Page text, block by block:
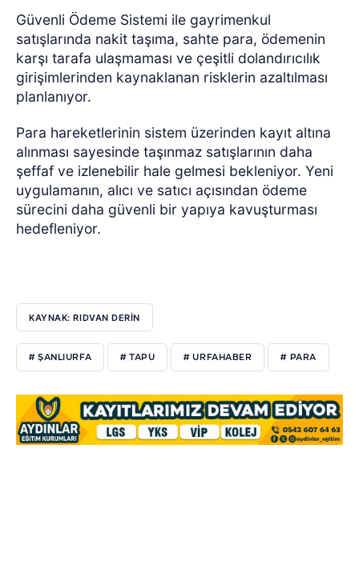
Güvenli Ödeme Sistemi ile gayrimenkul
satışlarında nakit taşıma, sahte para, ödemenin
karşı tarafa ulaşmaması ve çeşitli dolandırıcılık
girişimlerinden kaynaklanan risklerin azaltılması
planlanıyor.
Para hareketlerinin sistem üzerinden kayıt altına
alınması sayesinde taşınmaz satışlarının daha
şeffaf ve izlenebilir hale gelmesi bekleniyor. Yeni
uygulamanın, alıcı ve satıcı açısından ödeme
sürecini daha güvenli bir yapıya kavuşturması
hedefleniyor.
KAYNAK: RIDVAN DERİN
# ŞANLIURFA # TAPU # URFAHABER # PARA